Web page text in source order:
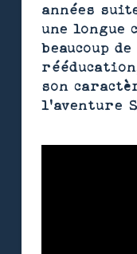
années
une longue
beaucoup
son
l'aventure